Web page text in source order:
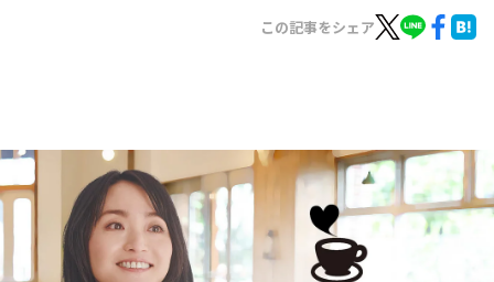
YouTube
会社情報
この記事をシェア